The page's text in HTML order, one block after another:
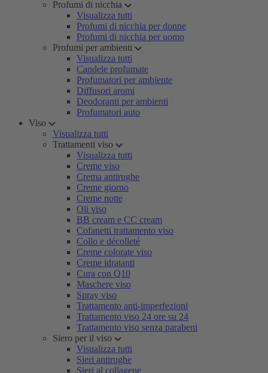
Profumi di nicchia
Visualizza tutti
Profumi di nicchia per donne
Profumi di nicchia per uomo
Profumi per ambienti
Visualizza tutti
Candele profumate
Profumatori per ambiente
Diffusori aromi
Deodoranti per ambienti
Profumatori auto
Viso
Visualizza tutti
Trattamenti viso
Visualizza tutti
Creme viso
Crema antirughe
Creme giorno
Creme notte
Oli viso
BB cream e CC cream
Cofanetti trattamento viso
Collo e décolleté
Creme colorate viso
Creme idratanti
Cura con Q10
Maschere viso
Spray viso
Trattamento anti-imperfezioni
Trattamento viso 24 ore su 24
Trattamento viso senza parabeni
Siero per il viso
Visualizza tutti
Sieri antirughe
Sieri al collagene